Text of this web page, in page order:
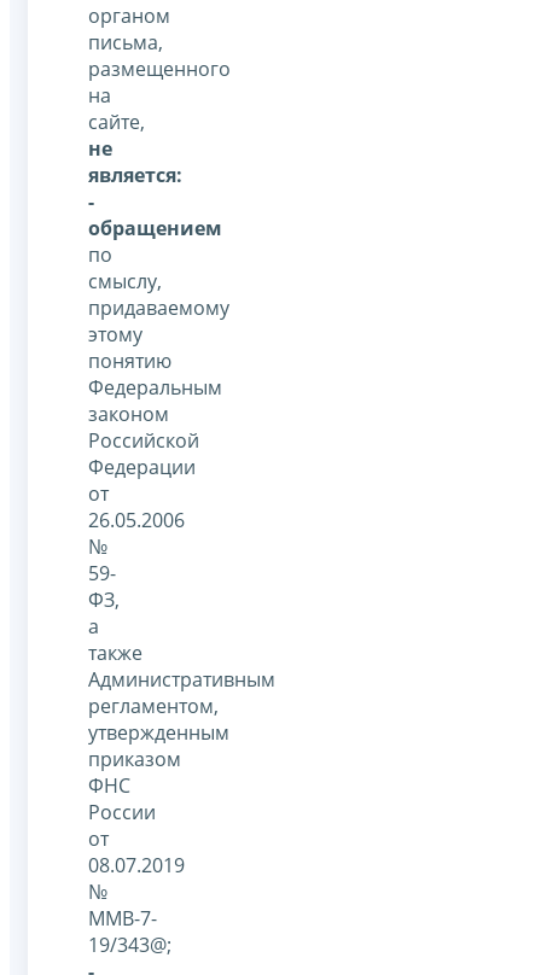
органом
письма,
размещенного
на
сайте,
не
является:
-
обращением
по
смыслу,
придаваемому
этому
понятию
Федеральным
законом
Российской
Федерации
от
26.05.2006
№
59-
ФЗ,
а
также
Административным
регламентом,
утвержденным
приказом
ФНС
России
от
08.07.2019
№
ММВ-7-
19/343@;